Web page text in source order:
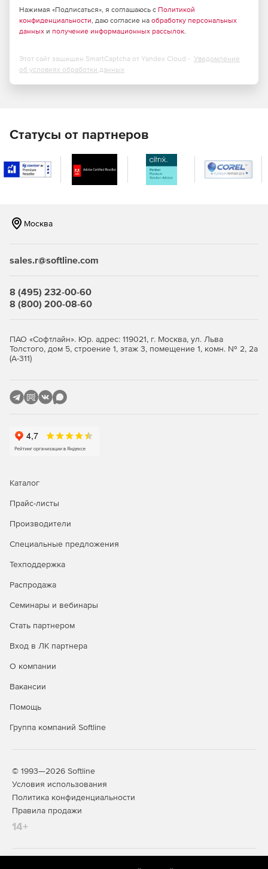
(многодокументный режим работы);
любые стили линий, штриховок, текстов;
технологических обозначений;
редакторы, а также систему проектирования
прикладных библиотек и приложений позволяют
выполнить практически любую задачу пользователя,
возможность организовывать эффективный обмен
данными со смежными организациями и заказчиками,
В основе КОМПАС-График лежит российское
геометрическое ядро C3D (создано C3D Labs, дочерней
платформы Linux.
в связке с системой трёхмерного моделирования
КОМПАС-3D, такое сочетание позволяет поддерживать
и выпускаемой на неё документацией.
Система имеет простой и понятный интерфейс, который
работе. Чтобы первые шаги по работе в системе были
легче, КОМПАС-График содержит интерактивные уроки
собраны в «Азбуке КОМПАС-График». Данная Азбука
возможностями КОМПАС-График и в кратчайшие сроки
начать решать рабочие задачи.
Нажимая «Подписаться», я соглашаюсь с Политикой
конфиденциальности, даю согласие на обработку персональных
данных и получение информационных рассылок.
Этот сайт защищен SmartCaptcha от Yandex Cloud - Уведомление
об условиях обработки данных
Статусы от партнеров
Москва
sales.r@softline.com
8 (495) 232-00-60
8 (800) 200-08-60
ПАО «Софтлайн». Юр. адрес: 119021, г. Москва, ул. Льва
Толстого, дом 5, строение 1, этаж 3, помещение 1, комн. № 2, 2а
(А-311)
Каталог
Прайс-листы
Производители
Специальные предложения
Техподдержка
Распродажа
Семинары и вебинары
Стать партнером
Вход в ЛК партнера
О компании
Вакансии
Помощь
Группа компаний Softline
© 1993—2026 Softline
Условия использования
Политика конфиденциальности
Правила продажи
14+